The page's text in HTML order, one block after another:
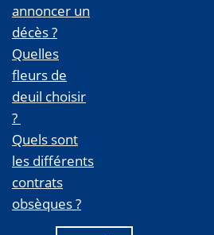
annoncer un
décès ?
Quelles
fleurs de
deuil choisir
?
Quels sont
les différents
contrats
obsèques ?